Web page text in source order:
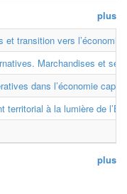
plus
transition vers
Marchandises et
dans l’économie
territorial à la lumière de
plus